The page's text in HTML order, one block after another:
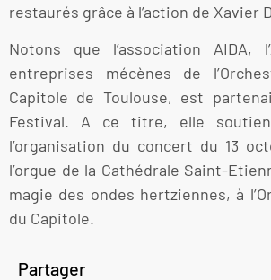
restaurés grâce à l’action de Xavier
Notons que l’association AIDA,
entreprises mécènes de
Capitole de Toulouse, est
Festival. A ce titre, elle
l’organisation du concert du 13
l’orgue de la Cathédrale Saint-
magie des ondes hertziennes, à
du Capitole.
Partager